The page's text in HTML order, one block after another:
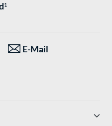
1
E-Mail